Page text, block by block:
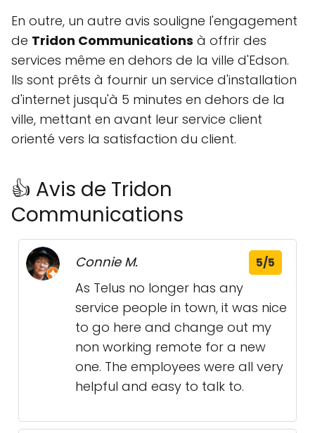
En outre, un autre avis souligne l'engagement
de Tridon Communications à offrir des
services même en dehors de la ville d'Edson.
Ils sont prêts à fournir un service d'installation
d'internet jusqu'à 5 minutes en dehors de la
ville, mettant en avant leur service client
orienté vers la satisfaction du client.
👍 Avis de Tridon
Communications
Connie M. 5/5
As Telus no longer has any
service people in town, it was nice
to go here and change out my
non working remote for a new
one. The employees were all very
helpful and easy to talk to.